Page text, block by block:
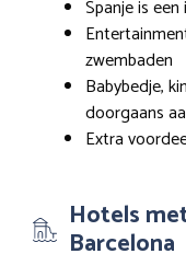
Spanje is
zwembaden
Babybedje,
doorgaans
Extra
Hotels
Barcelona